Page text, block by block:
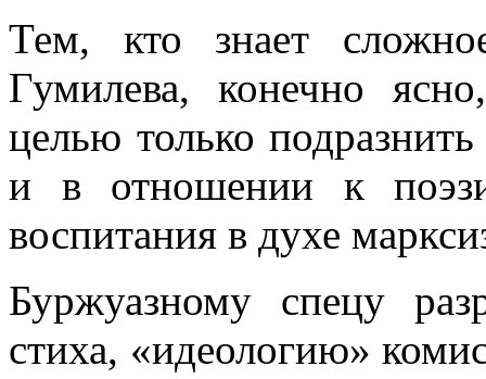
Тем, кто знает
Гумилева, конечно
целью только
и в отношении к
воспитания в духе
Буржуазному спецу
стиха, «идеологию»